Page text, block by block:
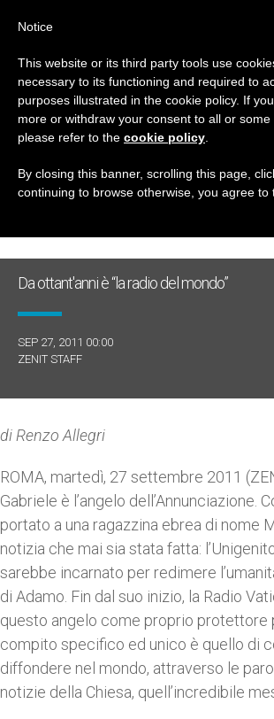
GIORNO
Settembre
ULTIME NOTIZIE
Da ottant'anni è “la radio del mondo”
SEP 27, 2011 00:00
ZENIT STAFF
di Renzo Allegri
ROMA, martedì, 27 settembre 2011
Gabriele è l’angelo dell’Annunciazione.
portato a una ragazzina ebrea di nome
notizia che mai sia stata fatta:
sarebbe incarnato per redimere
di Adamo. Fin dal suo inizio, la Radio
questo angelo come proprio protettore
compito specifico ed unico è quello di
diffondere nel mondo, attraverso le
notizie della Chiesa, quell’incredibile
Notice
This website or its third party tools use
necessary to its functioning and required to
purposes illustrated in the cookie policy. If
more or withdraw your consent to all or some
please refer to the cookie policy
By closing this banner, scrolling this page,
continuing to browse otherwise, you agree to